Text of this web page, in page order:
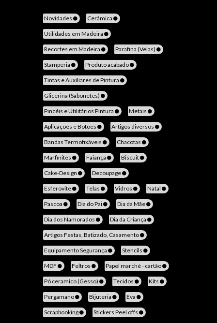
Novidades Cerâmica
Utilidades em Madeira
Recortes em Madeira Parafina (Velas)
Stamperia Produto acabado
Tintas e Auxiliares de Pintura
Glicerina (Sabonetes)
Pincéis e Utilitários Pintura Metais
Aplicações e Botões Artigos diversos
Bandas Termofixáveis Chacotas
Marfinites Faiança Biscuit
Cake-Design Decoupage
Esferovite Telas Vidros Natal
Pascoa Dia do Pai Dia da Mãe
Dia dos Namorados Dia da Criança
Artigos Festas, Batizado, Casamento
Equipamento Segurança Stencils
MDF Feltros Papel marché - cartão
Pó ceramico (Gesso) Tecidos Kits
Pergamano Bijuteria Eva
Scrapbooking Stickers Peel offs